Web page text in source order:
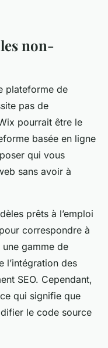
non-
plateforme de
pas de
pourrait être le
basée en ligne
qui vous
sans avoir à
prêts à l’emploi
correspondre à
gamme de
l’intégration des
SEO. Cependant,
qui signifie que
le code source